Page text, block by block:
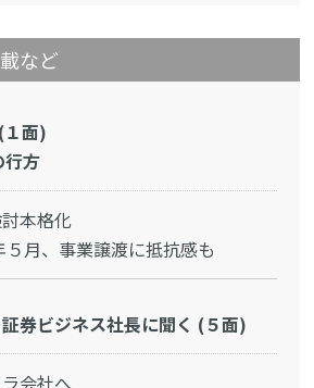
など
１面)
方
本格化
月、事業譲渡に抵抗感も
券ビジネス社長に聞く (５面)
会社へ